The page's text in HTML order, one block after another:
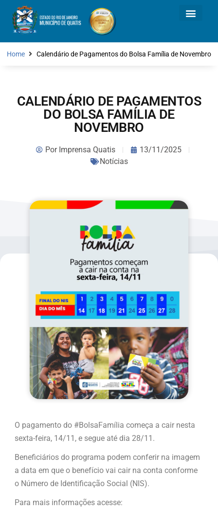
Home Calendário de Pagamentos do Bolsa Família de Novembro
CALENDÁRIO DE PAGAMENTOS
DO BOLSA FAMÍLIA DE
NOVEMBRO
PorImprensa Quatis
13/11/2025
Notícias
O pagamento do #BolsaFamília começa a cair nesta
sexta-feira, 14/11, e segue até dia 28/11.
Beneficiários do programa podem conferir na imagem
a data em que o benefício vai cair na conta conforme
o Número de Identificação Social (NIS).
Para mais informações acesse: